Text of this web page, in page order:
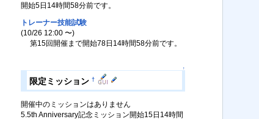
開始5日14時間58分前です。
トレーナー技能試験
(10/26 12:00 〜)
第15回開催まで開始78日14時間58分前です。
↑
限定ミッション †
開催中のミッションはありません
5.5th Anniversary記念ミッション開始15日14時間